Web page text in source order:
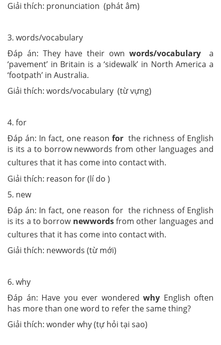
Giải thích: pronunciation (phát âm)
3. words/vocabulary
Đáp án: They have their own words/vocabularya
‘pavement’ in Britain is a ‘sidewalk’ in North America a
‘footpath’ in Australia.
Giải thích: words/vocabulary (từ vựng)
4. for
Đáp án: In fact, one reason for the richness of English
is its a to borrow newwords from other languages and
cultures that it has come into contactwith.
Giải thích: reason for (lí do )
5. new
Đáp án: In fact, one reason for the richness of English
is its a to borrow newwordsfrom other languages and
cultures that it has come into contactwith.
Giải thích: newwords (từ mới)
6. why
Đáp án: Have you ever wondered why English often
has more than one word to refer the same thing?
Giải thích: wonder why (tự hỏi tại sao)